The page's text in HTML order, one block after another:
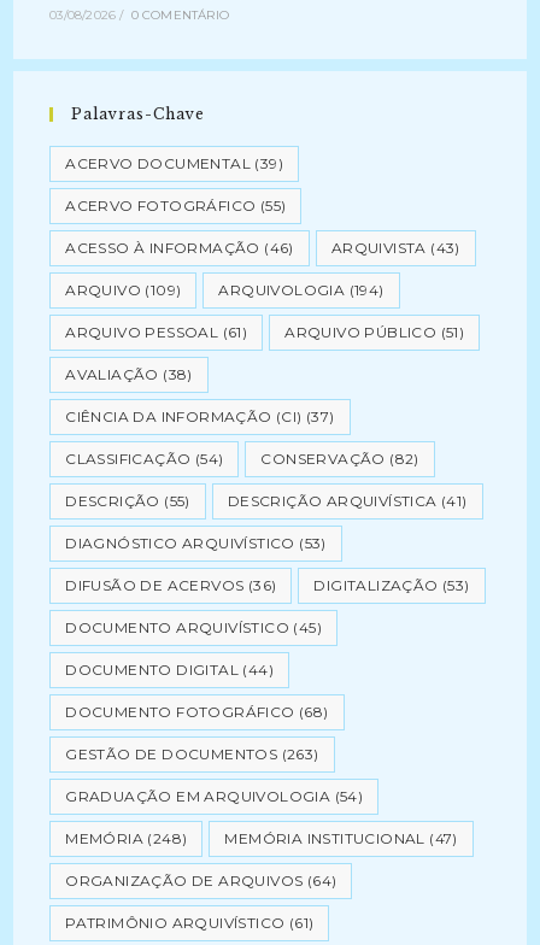
03/08/2026 / 0 COMENTÁRIO
Palavras-Chave
ACERVO DOCUMENTAL (39)
ACERVO FOTOGRÁFICO (55)
ACESSO À INFORMAÇÃO (46) ARQUIVISTA (43)
ARQUIVO (109) ARQUIVOLOGIA (194)
ARQUIVO PESSOAL (61) ARQUIVO PÚBLICO (51)
AVALIAÇÃO (38)
CIÊNCIA DA INFORMAÇÃO (CI) (37)
CLASSIFICAÇÃO (54) CONSERVAÇÃO (82)
DESCRIÇÃO (55) DESCRIÇÃO ARQUIVÍSTICA (41)
DIAGNÓSTICO ARQUIVÍSTICO (53)
DIFUSÃO DE ACERVOS (36) DIGITALIZAÇÃO (53)
DOCUMENTO ARQUIVÍSTICO (45)
DOCUMENTO DIGITAL (44)
DOCUMENTO FOTOGRÁFICO (68)
GESTÃO DE DOCUMENTOS (263)
GRADUAÇÃO EM ARQUIVOLOGIA (54)
MEMÓRIA (248) MEMÓRIA INSTITUCIONAL (47)
ORGANIZAÇÃO DE ARQUIVOS (64)
PATRIMÔNIO ARQUIVÍSTICO (61)